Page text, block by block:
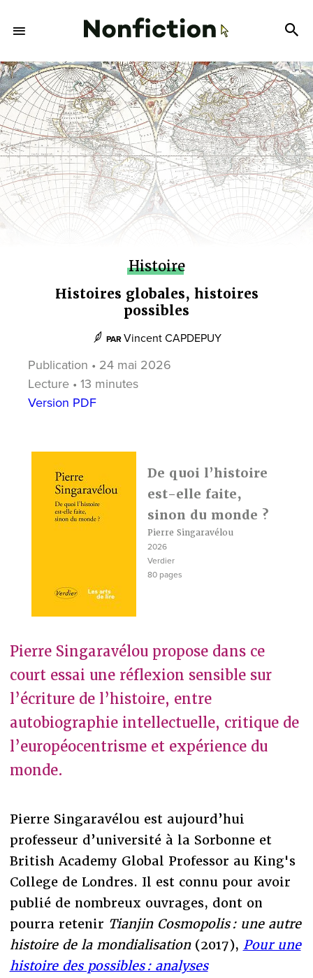
Histoire
Histoires globales, histoires
possibles
PAR Vincent CAPDEPUY
Publication • 24 mai 2026
Lecture • 13 minutes
Version PDF
De quoi l’histoire
est-elle faite,
sinon du monde ?
Pierre Singaravélou
2026
Verdier
80 pages
Pierre Singaravélou propose dans ce
court essai une réflexion sensible sur
l’écriture de l’histoire, entre
autobiographie intellectuelle, critique de
l’européocentrisme et expérience du
monde.
Pierre Singaravélou est aujourd’hui
professeur d’université à la Sorbonne et
British Academy Global Professor au King's
College de Londres. Il est connu pour avoir
publié de nombreux ouvrages, dont on
pourra retenir Tianjin Cosmopolis : une autre
histoire de la mondialisation (2017), Pour une
histoire des possibles : analyses